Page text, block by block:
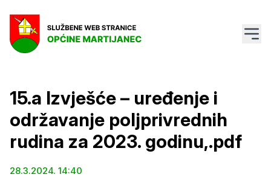
15.a Izvješće – uređenje i
održavanje poljprivrednih
rudina za 2023. godinu,.pdf
28.3.2024. 14:40